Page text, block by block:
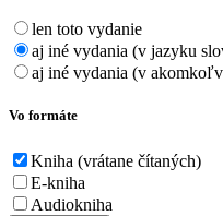
len toto vydanie
aj iné vydania (v jazyku
aj iné vydania (v
Vo formáte
Kniha (vrátane čítaných)
E-kniha
Audiokniha